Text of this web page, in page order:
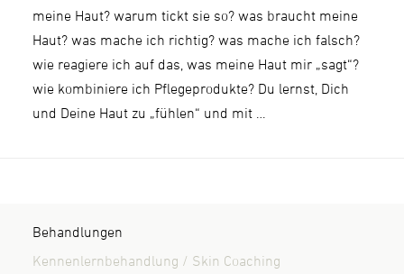
meine Haut? warum tickt sie so? was braucht meine
Haut? was mache ich richtig? was mache ich falsch?
wie reagiere ich auf das, was meine Haut mir „sagt“?
wie kombiniere ich Pflegeprodukte? Du lernst, Dich
und Deine Haut zu „fühlen“ und mit …
Behandlungen
Kennenlernbehandlung / Skin Coaching